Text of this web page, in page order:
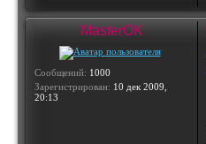
MasterOK
Сообщений: 1000
Зарегистрирован: 10 дек 2009,
20:13